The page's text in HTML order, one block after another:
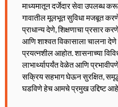
माध्यमातून दर्जेदार सेवा उपलब्ध
गावातील मूलभूत सुविधा मजबूत
प्राधान्य देणे, शिक्षणाचा प्रसार
आणि शाश्वत विकासाला चालना देणे
प्रयत्नशील आहोत. शासनाच्या
लाभार्थ्यापर्यंत वेळेत आणि
सक्रिय सहभाग घेऊन सुरक्षित,
घडविणे हेच आमचे प्रमुख उद्दिष्ट